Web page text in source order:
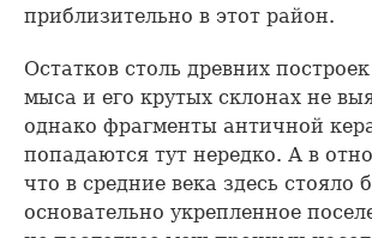
приблизительно в этот район.
Остатков столь древних
мыса и его крутых склонах не
однако фрагменты античной
попадаются тут нередко. А в
что в средние века здесь стояло
основательно укрепленное